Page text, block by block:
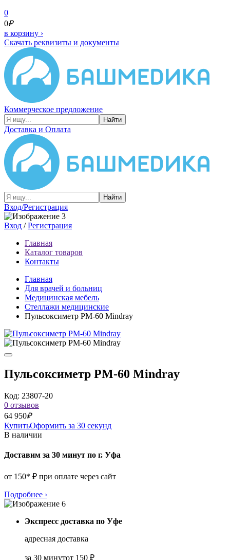
0
0₽
в корзину ›
Скачать реквизиты и документы
Коммерческое предложение
Найти
Доставка и Оплата
Найти
Вход/Регистрация
Вход /Регистрация
Главная
Каталог товаров
Контакты
Главная
Для врачей и больниц
Медицинская мебель
Стеллажи медицинские
Пульсоксиметр PM-60 Mindray
Пульсоксиметр PM-60 Mindray
Код: 23807-20
0 отзывов
64 950₽
КупитьОформить за 30 секунд
В наличии
Доставим за 30 минут по г. Уфа
от 150* ₽ при оплате через сайт
Подробнее ›
Экспресс доставка по Уфе
адресная доставка
за 30 минутот 150 ₽